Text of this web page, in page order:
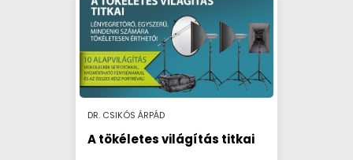
DR. CSIKÓS ÁRPÁD
A tökéletes világítás titkai